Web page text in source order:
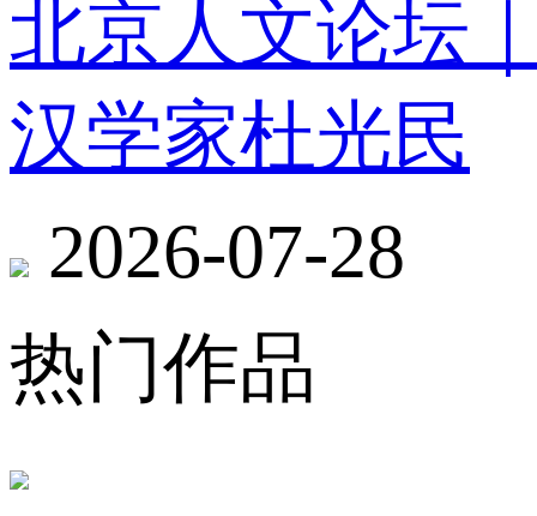
北京人文论坛
汉学家杜光民
2026-07-28
热门作品